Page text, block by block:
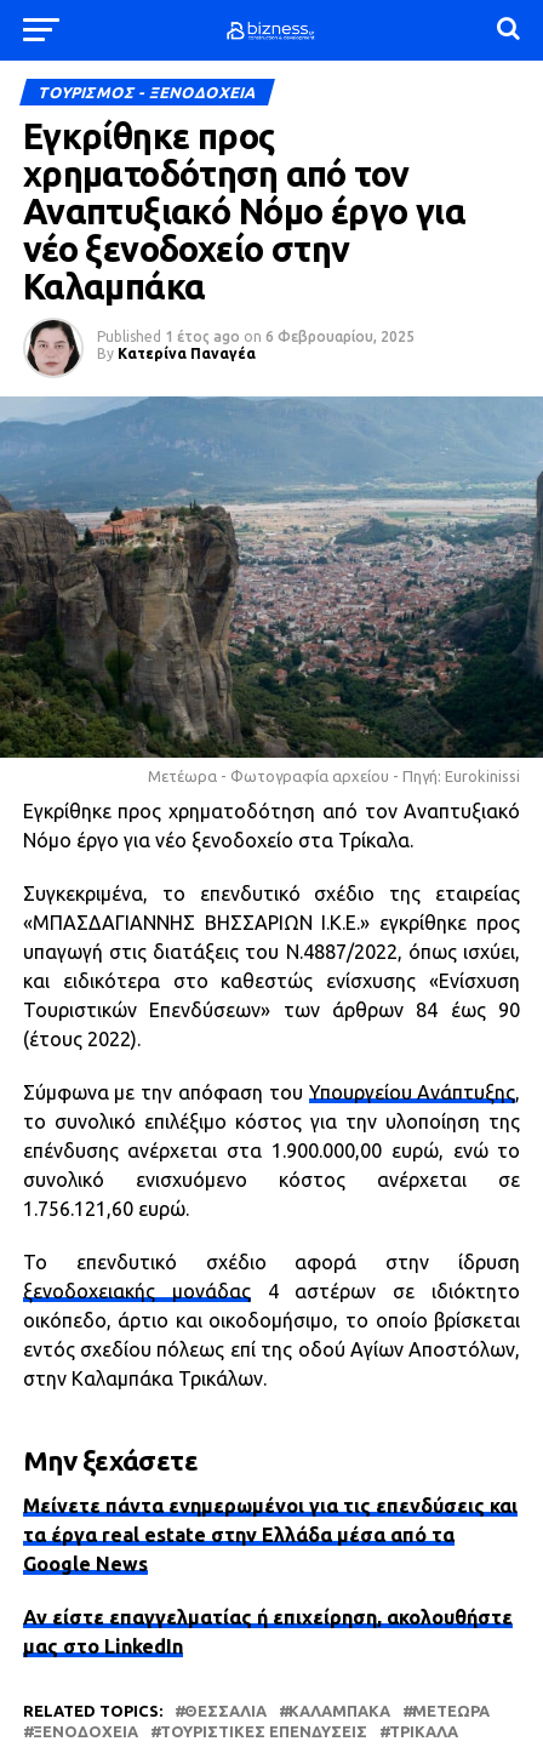
ΤΟΥΡΙΣΜΟΣ - ΞΕΝΟΔΟΧΕΙΑ
Εγκρίθηκε προς
χρηματοδότηση από τον
Αναπτυξιακό Νόμο έργο για
νέο ξενοδοχείο στην
Καλαμπάκα
Published 1 έτος ago on 6 Φεβρουαρίου, 2025
By Κατερίνα Παναγέα
Μετέωρα - Φωτογραφία αρχείου - Πηγή: Eurokinissi
Εγκρίθηκε προς χρηματοδότηση από τον Αναπτυξιακό
Νόμο έργο για νέο ξενοδοχείο στα Τρίκαλα.
Συγκεκριμένα, το επενδυτικό σχέδιο της εταιρείας
«ΜΠΑΣΔΑΓΙΑΝΝΗΣ ΒΗΣΣΑΡΙΩΝ Ι.Κ.Ε.» εγκρίθηκε προς
υπαγωγή στις διατάξεις του Ν.4887/2022, όπως ισχύει,
και ειδικότερα στο καθεστώς ενίσχυσης «Ενίσχυση
Τουριστικών Επενδύσεων» των άρθρων 84 έως 90
(έτους 2022).
Σύμφωνα με την απόφαση του Υπουργείου Ανάπτυξης,
το συνολικό επιλέξιμο κόστος για την υλοποίηση της
επένδυσης ανέρχεται στα 1.900.000,00 ευρώ, ενώ το
συνολικό ενισχυόμενο κόστος ανέρχεται σε
1.756.121,60 ευρώ.
Το επενδυτικό σχέδιο αφορά στην ίδρυση
ξενοδοχειακής μονάδας4 αστέρων σε ιδιόκτητο
οικόπεδο, άρτιο και οικοδομήσιμο, το οποίο βρίσκεται
εντός σχεδίου πόλεως επί της οδού Αγίων Αποστόλων,
στην Καλαμπάκα Τρικάλων.
Μην ξεχάσετε
Μείνετε πάντα ενημερωμένοι για τις επενδύσεις και
τα έργα real estate στην Ελλάδα μέσα από τα
Google News
Αν είστε επαγγελματίας ή επιχείρηση, ακολουθήστε
μας στο LinkedIn
RELATED TOPICS: ΘΕΣΣΑΛΙΑ ΚΑΛΑΜΠΆΚΑ
ΜΕΤΈΩΡΑ
ΞΕΝΟΔΟΧΕΊΑ
ΤΟΥΡΙΣΤΙΚΈΣ ΕΠΕΝΔΎΣΕΙΣ ΤΡΊΚΑΛΑ